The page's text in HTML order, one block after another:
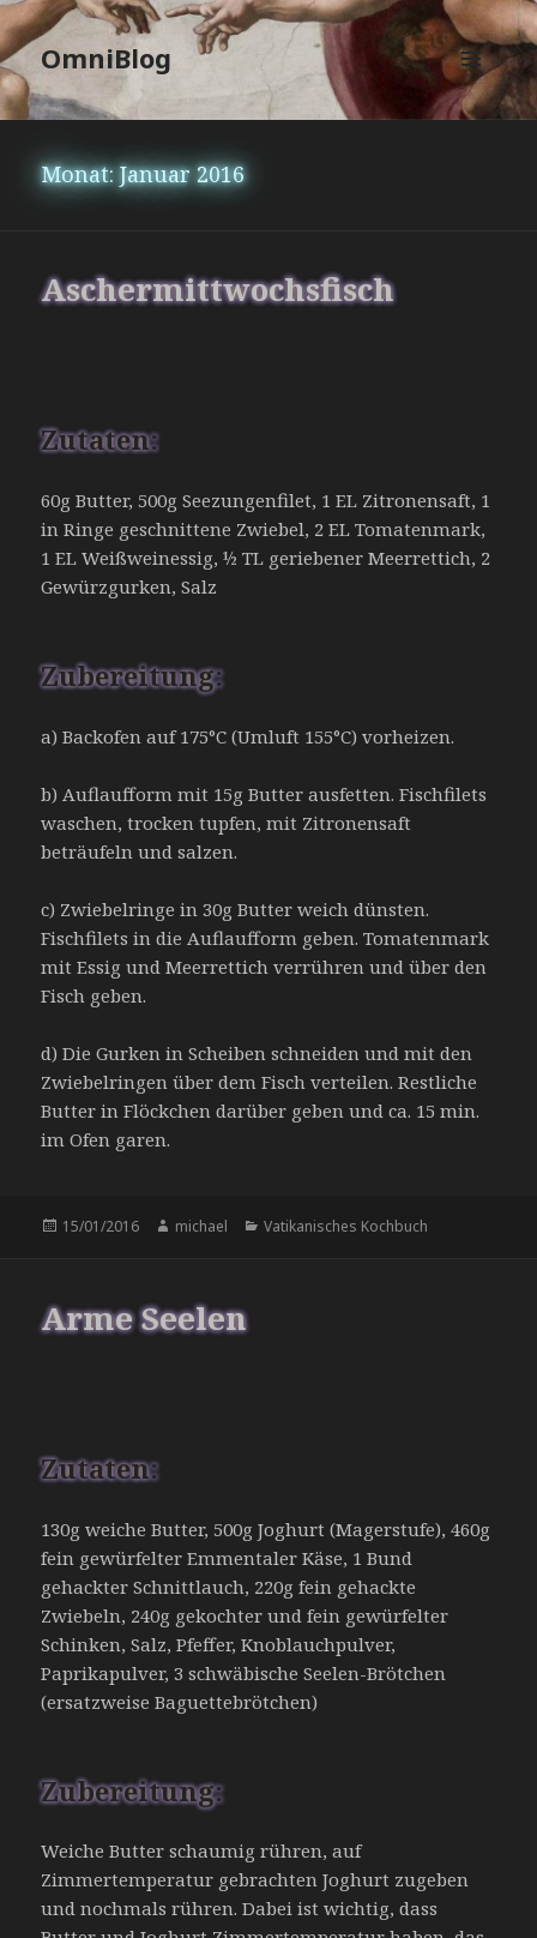
OmniBlog
MENÜ
UND
Monat:Januar 2016
Aschermittwochsfisch
Zutaten:
60g Butter, 500g Seezungenfilet, 1 EL Zitronensaft, 1
in Ringe geschnittene Zwiebel, 2 EL Tomatenmark,
1 EL Weißweinessig, ½ TL geriebener Meerrettich, 2
Gewürzgurken, Salz
Zubereitung:
a) Backofen auf 175°C (Umluft 155°C) vorheizen.
b) Auflaufform mit 15g Butter ausfetten. Fischfilets
waschen, trocken tupfen, mit Zitronensaft
beträufeln und salzen.
c) Zwiebelringe in 30g Butter weich dünsten.
Fischfilets in die Auflaufform geben. Tomatenmark
mit Essig und Meerrettich verrühren und über den
Fisch geben.
d) Die Gurken in Scheiben schneiden und mit den
Zwiebelringen über dem Fisch verteilen. Restliche
Butter in Flöckchen darüber geben und ca. 15 min.
im Ofen garen.
Veröffentlicht
15/01/2016 Autor
michael Kategorien
Vatikanisches Kochbuch
Arme Seelen
Zutaten:
130g weiche Butter, 500g Joghurt (Magerstufe), 460g
fein gewürfelter Emmentaler Käse, 1 Bund
gehackter Schnittlauch, 220g fein gehackte
Zwiebeln, 240g gekochter und fein gewürfelter
Schinken, Salz, Pfeffer, Knoblauchpulver,
Paprikapulver, 3 schwäbische Seelen-Brötchen
(ersatzweise Baguettebrötchen)
Zubereitung:
Weiche Butter schaumig rühren, auf
Zimmertemperatur gebrachten Joghurt zugeben
und nochmals rühren. Dabei ist wichtig, dass